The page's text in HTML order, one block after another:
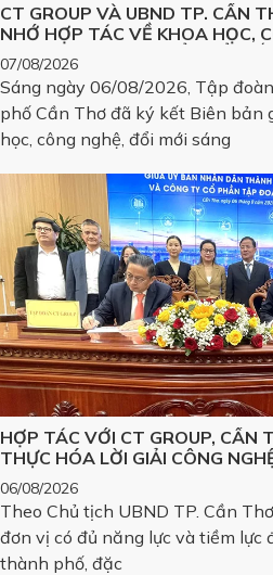
CT GROUP VÀ UBND TP. CẦN
NHỚ HỢP TÁC VỀ KHOA HỌC,
SÁNG TẠO VÀ CHUYỂN ĐỔI
PHẨM CÔNG NGHỆ CHIẾN LƯỢC
07/08/2026
Sáng ngày 06/08/2026, Tập
phố Cần Thơ đã ký kết Biên bản
học, công nghệ, đổi mới sáng
HỢP TÁC VỚI CT GROUP, CẦN
THỰC HÓA LỜI GIẢI CÔNG
LỚN
06/08/2026
Theo Chủ tịch UBND TP. Cần
đơn vị có đủ năng lực và tiềm lực
thành phố, đặc